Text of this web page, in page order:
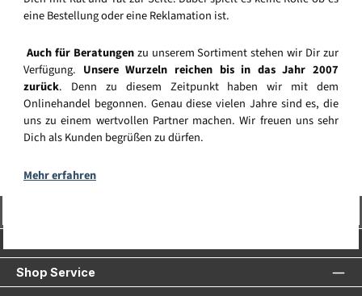
eine Bestellung oder eine Reklamation ist.
Auch für Beratungenzu unserem Sortiment stehen wir Dir zur
Verfügung. Unsere Wurzeln reichen bis in das Jahr 2007
zurück. Denn zu diesem Zeitpunkt haben wir mit dem
Onlinehandel begonnen. Genau diese vielen Jahre sind es, die
uns zu einem wertvollen Partner machen. Wir freuen uns sehr
Dich als Kunden begrüßen zu dürfen.
Mehr erfahren
Shop Service